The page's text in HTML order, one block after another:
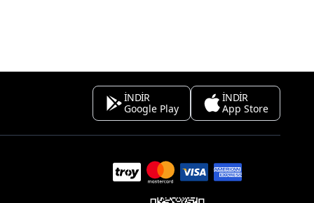
İNDİR
Google Play
İNDİR
App Store